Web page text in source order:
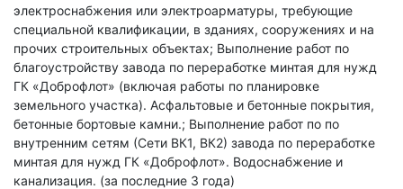
электроснабжения или электроарматуры, требующие
специальной квалификации, в зданиях, сооружениях и на
прочих строительных объектах; Выполнение работ по
благоустройству завода по переработке минтая для нужд
ГК «Доброфлот» (включая работы по планировке
земельного участка). Асфальтовые и бетонные покрытия,
бетонные бортовые камни.; Выполнение работ по по
внутренним сетям (Сети ВК1, ВК2) завода по переработке
минтая для нужд ГК «Доброфлот». Водоснабжение и
канализация. (за последние 3 года)